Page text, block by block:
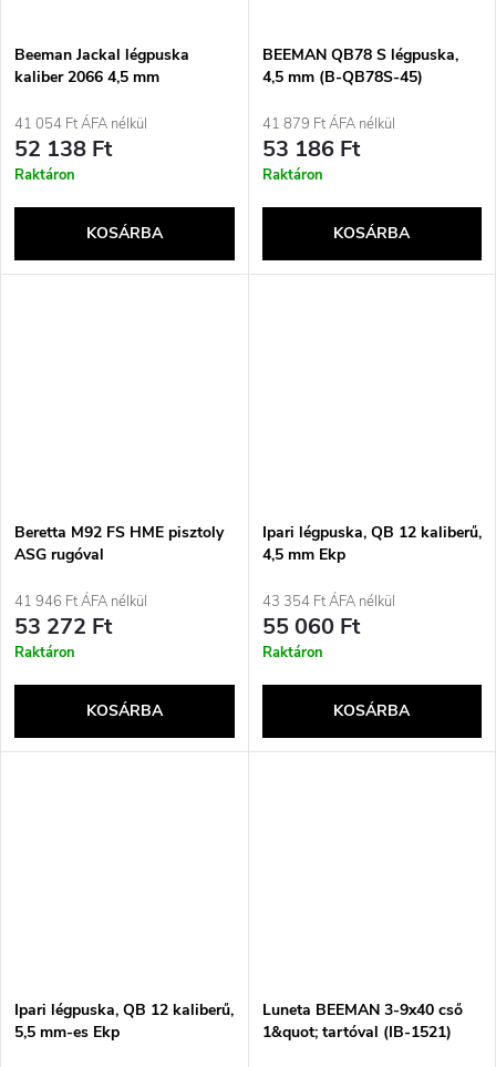
Beeman Jackal légpuska
kaliber 2066 4,5 mm
41 054 Ft ÁFA nélkül
52 138 Ft
Raktáron
KOSÁRBA
BEEMAN QB78 S légpuska,
4,5 mm (B-QB78S-45)
41 879 Ft ÁFA nélkül
53 186 Ft
Raktáron
KOSÁRBA
Beretta M92 FS HME pisztoly
ASG rugóval
41 946 Ft ÁFA nélkül
53 272 Ft
Raktáron
KOSÁRBA
Ipari légpuska, QB 12 kaliberű,
4,5 mm Ekp
43 354 Ft ÁFA nélkül
55 060 Ft
Raktáron
KOSÁRBA
Ipari légpuska, QB 12 kaliberű,
5,5 mm-es Ekp
Luneta BEEMAN 3-9x40 cső
1&quot; tartóval (IB-1521)